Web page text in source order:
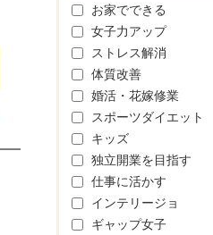
お家でできる
女子力アップ
ストレス解消
体質改善
婚活・花嫁修業
スポーツダイエット
キッズ
独立開業を目指す
仕事に活かす
インテリージョ
ギャップ女子